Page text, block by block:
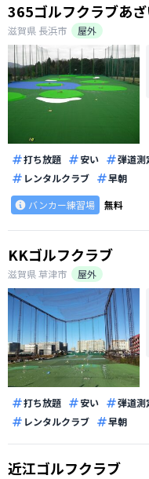
365ゴルフクラブあ
滋賀県 長浜市
屋外
打ち放題 安い 弾道測
レンタルクラブ
早朝
バンカー練習場
無料
KKゴルフクラブ
滋賀県草津市
屋外
打ち放題 安い 弾道測
レンタルクラブ
早朝
近江ゴルフクラブ